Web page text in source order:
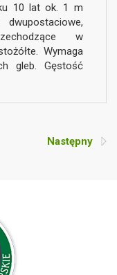
10 lat ok. 1 m
w
Wymaga
gleb. Gęstość
Następny